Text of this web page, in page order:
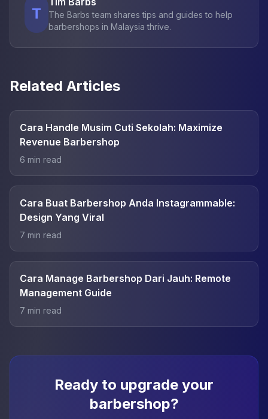
T
The Barbs team shares tips and guides to help
barbershops in Malaysia thrive.
Related Articles
Cara Handle Musim Cuti Sekolah: Maximize
Revenue Barbershop
6 min read
Cara Buat Barbershop Anda Instagrammable:
Design Yang Viral
7 min read
Cara Manage Barbershop Dari Jauh: Remote
Management Guide
7 min read
Ready to upgrade your
barbershop?